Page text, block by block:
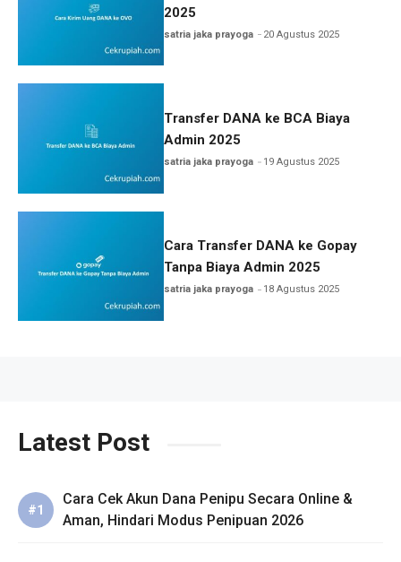
2025
satria jaka prayoga 20 Agustus 2025
Transfer DANA ke BCA Biaya
Admin 2025
satria jaka prayoga 19 Agustus 2025
Cara Transfer DANA ke Gopay
Tanpa Biaya Admin 2025
satria jaka prayoga 18 Agustus 2025
Latest Post
Cara Cek Akun Dana Penipu Secara Online &
Aman, Hindari Modus Penipuan 2026